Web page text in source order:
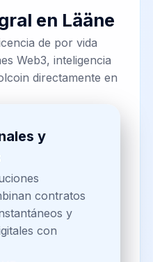
en Lääne
de por vida
Web3, inteligencia
directamente en
y
contratos
y
con